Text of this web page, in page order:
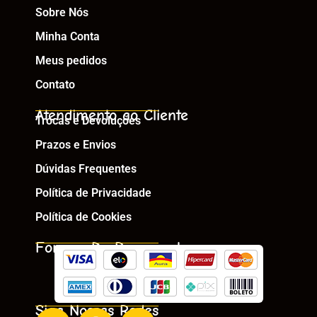
Sobre Nós
Minha Conta
Meus pedidos
Contato
Atendimento ao Cliente
Trocas e Devoluções
Prazos e Envios
Dúvidas Frequentes
Política de Privacidade
Política de Cookies
Formas De Pagamento
Siga Nossas Redes